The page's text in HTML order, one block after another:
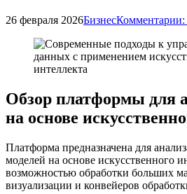
26 февраля 2026БизнесКомментарии:
Обзор платформы для
на основе
Платформа предназначена для
моделей на основе искусственного
возможностью обработки больших
визуализации и конвейеров